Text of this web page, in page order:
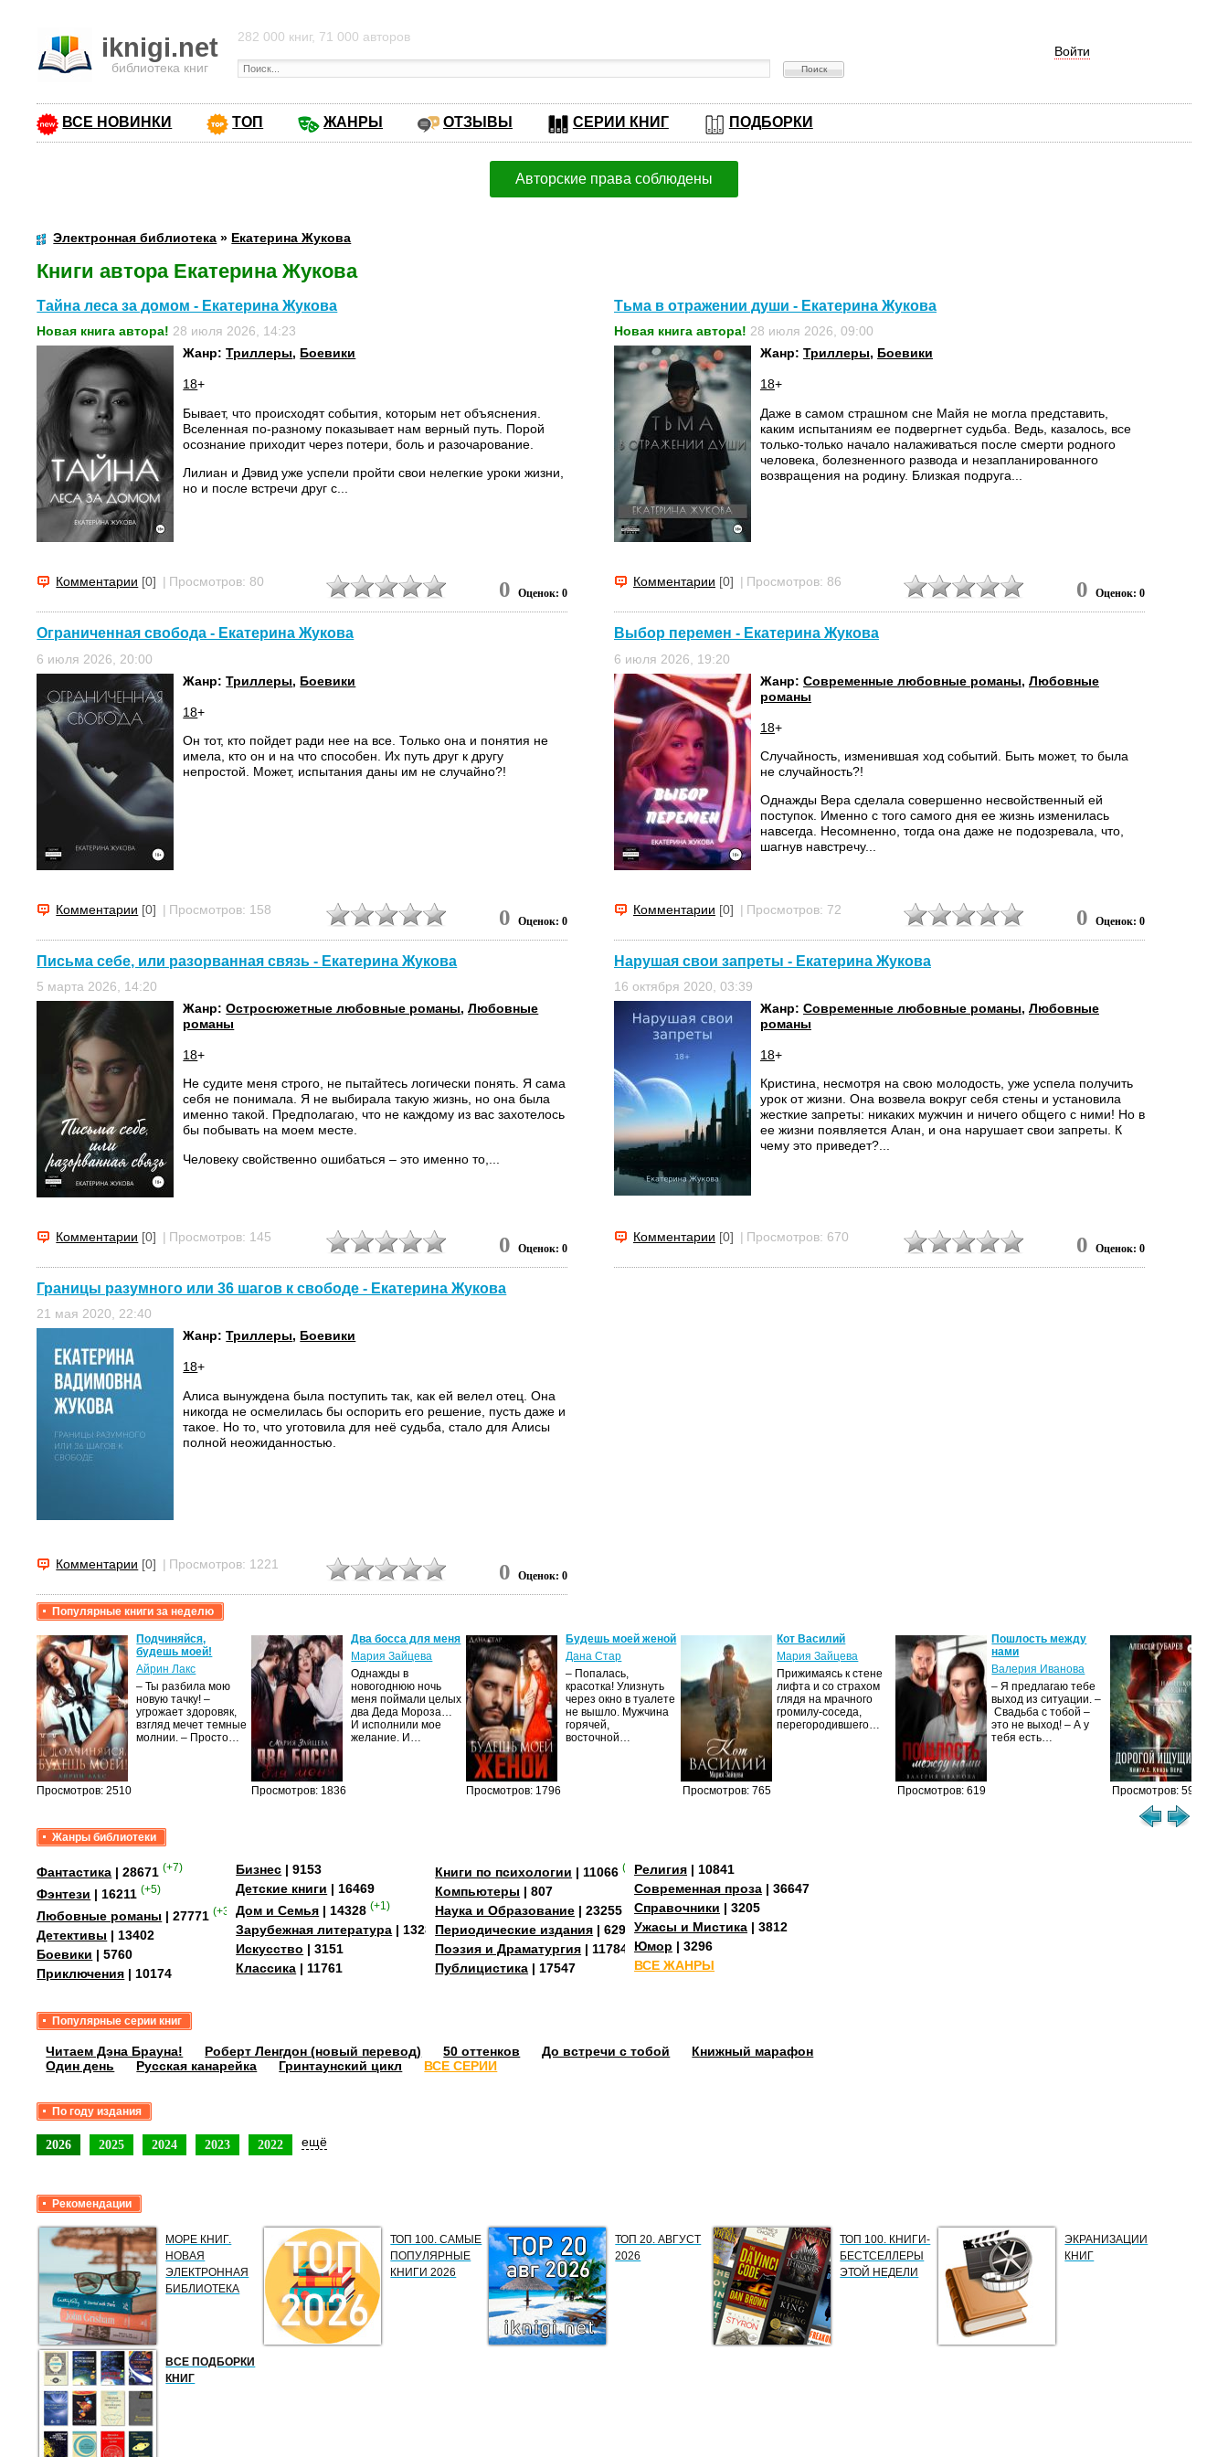
iknigi.net
библиотека книг
Войти
282 000 книг, 71 000 авторов
ВСЕ НОВИНКИ ТОП ЖАНРЫ ОТЗЫВЫ СЕРИИ КНИГ ПОДБОРКИ
Авторские права соблюдены
Электронная библиотека » Екатерина Жукова
Книги автора Екатерина Жукова
Тайна леса за домом - Екатерина Жукова
Новая книга автора! 28 июля 2026, 14:23
Жанр:Триллеры, Боевики
18+
Бывает, что происходят события, которым нет объяснения.
Вселенная по-разному показывает нам верный путь. Порой
осознание приходит через потери, боль и разочарование.
Лилиан и Дэвид уже успели пройти свои нелегкие уроки жизни,
но и после встречи друг с...
Комментарии [0] | Просмотров: 80 0 Оценок: 0
Тьма в отражении души - Екатерина Жукова
Новая книга автора! 28 июля 2026, 09:00
Жанр: Триллеры, Боевики
18+
Даже в самом страшном сне Майя не могла представить,
каким испытаниям ее подвергнет судьба. Ведь, казалось, все
только-только начало налаживаться после смерти родного
человека, болезненного развода и незапланированного
возвращения на родину. Близкая подруга...
Комментарии [0] | Просмотров: 86 0 Оценок: 0
Ограниченная свобода - Екатерина Жукова
6 июля 2026, 20:00
Жанр:Триллеры, Боевики
18+
Он тот, кто пойдет ради нее на все. Только она и понятия не
имела, кто он и на что способен. Их путь друг к другу
непростой. Может, испытания даны им не случайно?!
Комментарии [0] | Просмотров: 158 0 Оценок: 0
Выбор перемен - Екатерина Жукова
6 июля 2026, 19:20
Жанр: Современные любовные романы, Любовные
романы
18+
Случайность, изменившая ход событий. Быть может, то была
не случайность?!
Однажды Вера сделала совершенно несвойственный ей
поступок. Именно с того самого дня ее жизнь изменилась
навсегда. Несомненно, тогда она даже не подозревала, что,
шагнув навстречу...
Комментарии [0] | Просмотров: 72 0 Оценок: 0
Письма себе, или разорванная связь - Екатерина Жукова
5 марта 2026, 14:20
Жанр:Остросюжетные любовные романы,Любовные
романы
18+
Не судите меня строго, не пытайтесь логически понять. Я сама
себя не понимала. Я не выбирала такую жизнь, но она была
именно такой. Предполагаю, что не каждому из вас захотелось
бы побывать на моем месте.
Человеку свойственно ошибаться – это именно то,...
Комментарии [0] | Просмотров: 145 0 Оценок: 0
Нарушая свои запреты - Екатерина Жукова
16 октября 2020, 03:39
Жанр: Современные любовные романы, Любовные
романы
18+
Кристина, несмотря на свою молодость, уже успела получить
урок от жизни. Она возвела вокруг себя стены и установила
жесткие запреты: никаких мужчин и ничего общего с ними! Но в
ее жизни появляется Алан, и она нарушает свои запреты. К
чему это приведет?...
Комментарии [0] | Просмотров: 670 0 Оценок: 0
Границы разумного или 36 шагов к свободе - Екатерина Жукова
21 мая 2020, 22:40
Жанр:Триллеры, Боевики
18+
Алиса вынуждена была поступить так, как ей велел отец. Она
никогда не осмелилась бы оспорить его решение, пусть даже и
такое. Но то, что уготовила для неё судьба, стало для Алисы
полной неожиданностью.
Комментарии [0] | Просмотров: 1221 0 Оценок: 0
Популярные книги за неделю
Просмотров: 2510
Подчиняйся,
будешь моей!
Айрин Лакс
– Ты разбила мою
новую тачку! –
угрожает здоровяк,
взгляд мечет темные
молнии. – Просто…
Просмотров: 1836
Два босса для меня
Мария Зайцева
Однажды в
новогоднюю ночь
меня поймали целых
два Деда Мороза…
И исполнили мое
желание. И…
Просмотров: 1796
Будешь моей женой
Дана Стар
– Попалась,
красотка! Улизнуть
через окно в туалете
не вышло. Мужчина
горячей,
восточной…
Просмотров: 765
Кот Василий
Мария Зайцева
Прижимаясь к стене
лифта и со страхом
глядя на мрачного
громилу-соседа,
перегородившего…
Просмотров: 619
Пошлость между
нами
Валерия Иванова
– Я предлагаю тебе
выход из ситуации. –
Свадьба с тобой –
это не выход! – А у
тебя есть…
Просмотров: 594
Жанры библиотеки
Фантастика | 28671 (+7)
Фэнтези | 16211 (+5)
Любовные романы | 27771 (+35)
Детективы | 13402
Боевики | 5760
Приключения | 10174
Бизнес | 9153
Детские книги | 16469
Дом и Семья | 14328 (+1)
Зарубежная литература | 13288
Искусство | 3151
Классика | 11761
Книги по психологии | 11066 (+3)
Компьютеры | 807
Наука и Образование | 23255
Периодические издания | 629
Поэзия и Драматургия | 11784
Публицистика | 17547
Религия | 10841
Современная проза | 36647
Справочники | 3205
Ужасы и Мистика | 3812
Юмор | 3296
ВСЕ ЖАНРЫ
Популярные серии книг
Читаем Дэна Брауна! Роберт Ленгдон (новый перевод) 50 оттенков До встречи с тобой
Книжный марафон
Один день
Русская канарейка Гринтаунский цикл ВСЕ СЕРИИ
По году издания
2026 2025 2024 2023 2022 ещё
Рекомендации
МОРЕ КНИГ.
НОВАЯ
ЭЛЕКТРОННАЯ
БИБЛИОТЕКА
ТОП 100. САМЫЕ
ПОПУЛЯРНЫЕ
КНИГИ 2026
ТОП 20. АВГУСТ
2026
ТОП 100. КНИГИ-
БЕСТСЕЛЛЕРЫ
ЭТОЙ НЕДЕЛИ
ЭКРАНИЗАЦИИ
КНИГ
ВСЕ ПОДБОРКИ
КНИГ